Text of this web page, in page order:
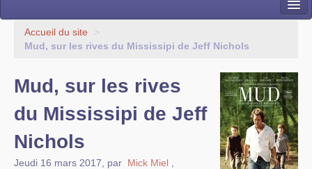
La ruche
Cinéma
EDITO
Accueil du site
>
Mud, sur les rives du Mississipi de Jeff Nichols
Mud, sur les rives
du Mississipi de Jeff
Nichols
Jeudi 16 mars 2017 par Mick Miel